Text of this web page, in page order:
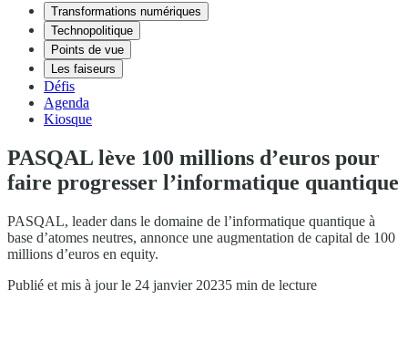
Transformations numériques
Technopolitique
Points de vue
Les faiseurs
Défis
Agenda
Kiosque
PASQAL lève 100 millions d’euros pour
faire progresser l’informatique quantique
PASQAL, leader dans le domaine de l’informatique quantique à
base d’atomes neutres, annonce une augmentation de capital de 100
millions d’euros en equity.
Publié et mis à jour le 24 janvier 20235 min de lecture